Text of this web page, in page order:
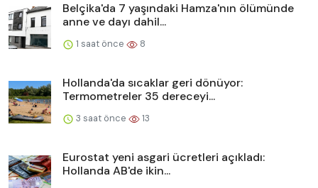
Belçika'da 7 yaşındaki Hamza'nın ölümünde
anne ve dayı dahil...
1 saat önce 8
Hollanda'da sıcaklar geri dönüyor:
Termometreler 35 dereceyi...
3 saat önce 13
Eurostat yeni asgari ücretleri açıkladı:
Hollanda AB'de ikin...